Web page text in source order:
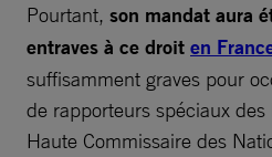
Pourtant, son mandat aura
entraves à ce droit en
suffisamment graves pour
de rapporteurs spéciaux
Haute Commissaire des